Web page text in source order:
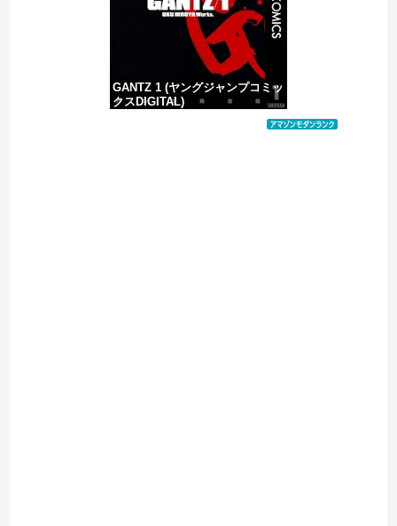
GANTZ 1 (ヤングジャンプコミッ
クスDIGITAL)
価格：¥100